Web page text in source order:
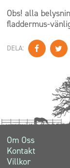
Obs! alla
fladdermus-
DELA:
Om Oss
Kontakt
Villkor